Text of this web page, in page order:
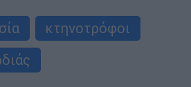
κτηνοτρόφοι